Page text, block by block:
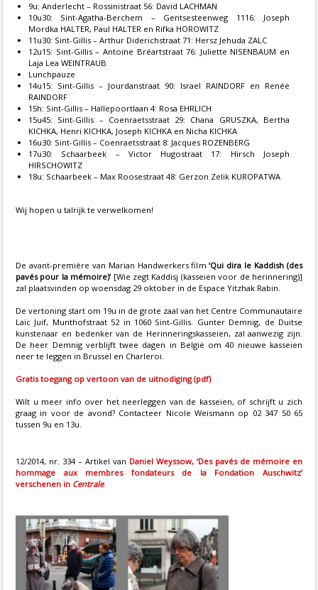
9u: Anderlecht – Rossinistraat 56: David LACHMAN
10u30: Sint-Agatha-Berchem – Gentsesteenweg 1116: Joseph
Mordka HALTER, Paul HALTER en Rifka HOROWITZ
11u30: Sint-Gillis – Arthur Diderichstraat 71: Hersz Jehuda ZALC
12u15: Sint-Gillis – Antoine Bréartstraat 76: Juliette NISENBAUM en
Laja Lea WEINTRAUB
Lunchpauze
14u15: Sint-Gillis – Jourdanstraat 90: Israel RAINDORF en Renée
RAINDORF
15h: Sint-Gillis – Hallepoortlaan 4: Rosa EHRLICH
15u45: Sint-Gillis – Coenraetsstraat 29: Chana GRUSZKA, Bertha
KICHKA, Henri KICHKA, Joseph KICHKA en Nicha KICHKA
16u30: Sint-Gillis – Coenraetsstraat 8: Jacques ROZENBERG
17u30: Schaarbeek – Victor Hugostraat 17: Hirsch Joseph
HIRSCHOWITZ
18u: Schaarbeek – Max Roosestraat 48: Gerzon Zelik KUROPATWA
Wij hopen u talrijk te verwelkomen!
De avant-première van Marian Handwerkers film‘Qui dira le Kaddish (des
pavés pour la mémoire)’ [Wie zegt Kaddisj (kasseien voor de herinnering)]
zal plaatsvinden op woensdag 29 oktober in de Espace Yitzhak Rabin.
De vertoning start om 19u in de grote zaal van het Centre Communautaire
Laïc Juif, Munthofstraat 52 in 1060 Sint-Gillis. Gunter Demnig, de Duitse
kunstenaar en bedenker van de Herinneringskasseien, zal aanwezig zijn.
De heer Demnig verblijft twee dagen in België om 40 nieuwe kasseien
neer te leggen in Brussel en Charleroi.
Gratis toegang op vertoon van de uitnodiging (pdf)
Wilt u meer info over het neerleggen van de kasseien, of schrijft u zich
graag in voor de avond? Contacteer Nicole Weismann op 02 347 50 65
tussen 9u en 13u.
12/2014, nr. 334 – Artikel van Daniel Weyssow, ‘Des pavés de mémoire en
hommage aux membres fondateurs de la Fondation Auschwitz’
verschenen in Centrale